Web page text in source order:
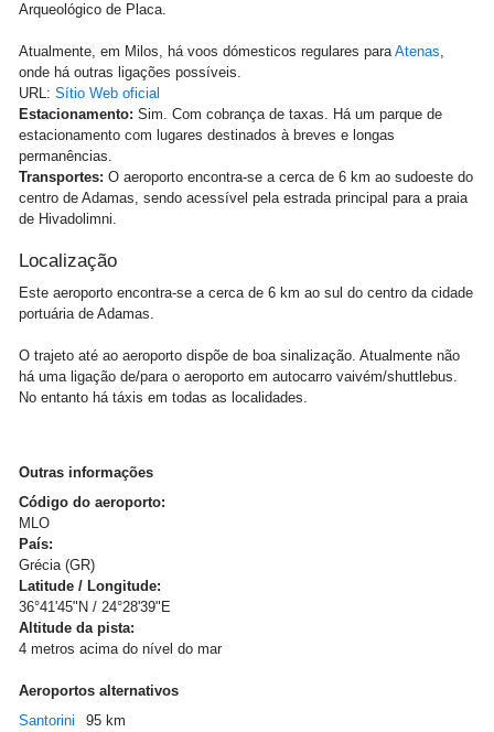
Arqueológico de Placa.
Atualmente, em Milos, há voos dómesticos regulares paraAtenas,
onde há outras ligações possíveis.
URL: Sítio Web oficial
Estacionamento: Sim. Com cobrança de taxas. Há um parque de
estacionamento com lugares destinados à breves e longas
permanências.
Transportes: O aeroporto encontra-se a cerca de 6 km ao sudoeste do
centro de Adamas, sendo acessível pela estrada principal para a praia
de Hivadolimni.
Localização
Este aeroporto encontra-se a cerca de 6 km ao sul do centro da cidade
portuária de Adamas.
O trajeto até ao aeroporto dispõe de boa sinalização. Atualmente não
há uma ligação de/para o aeroporto em autocarro vaivém/shuttlebus.
No entanto há táxis em todas as localidades.
Outras informações
Código do aeroporto:
MLO
País:
Grécia (GR)
Latitude / Longitude:
36°41'45"N / 24°28'39"E
Altitude da pista:
4 metros acima do nível do mar
Aeroportos alternativos
Santorini
95 km